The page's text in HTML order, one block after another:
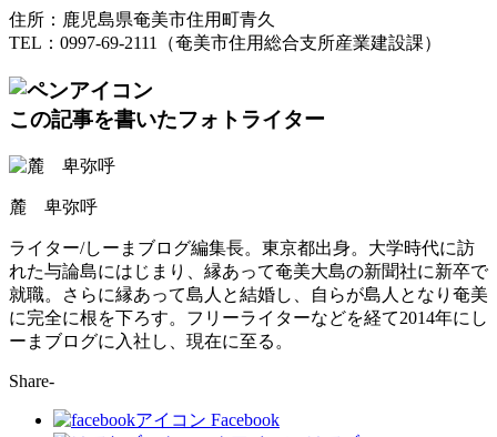
住所：鹿児島県奄美市住用町青久
TEL：0997-69-2111（奄美市住用総合支所産業建設課）
この記事を書いたフォトライター
麓 卑弥呼
ライター/しーまブログ編集長。東京都出身。大学時代に訪
れた与論島にはじまり、縁あって奄美大島の新聞社に新卒で
就職。さらに縁あって島人と結婚し、自らが島人となり奄美
に完全に根を下ろす。フリーライターなどを経て2014年にし
ーまブログに入社し、現在に至る。
Share-
Facebook